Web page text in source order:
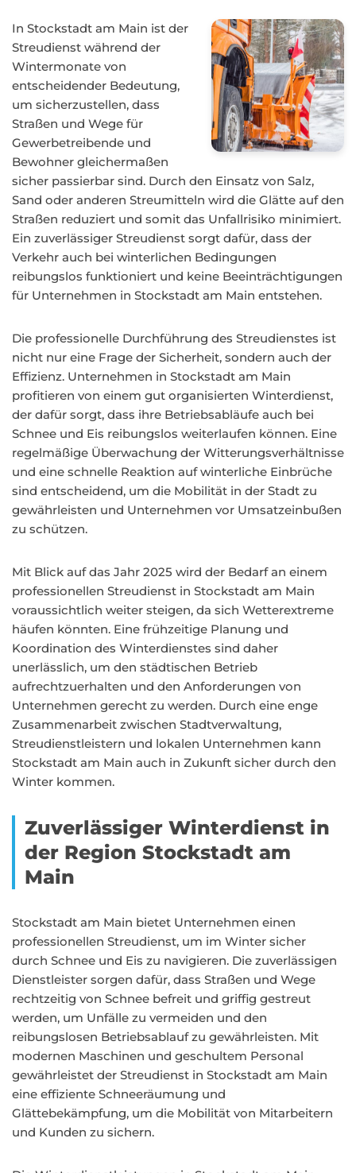
In Stockstadt am Main ist der
Streudienst während der
Wintermonate von
entscheidender Bedeutung,
um sicherzustellen, dass
Straßen und Wege für
Gewerbetreibende und
Bewohner gleichermaßen
sicher passierbar sind. Durch den Einsatz von Salz,
Sand oder anderen Streumitteln wird die Glätte auf den
Straßen reduziert und somit das Unfallrisiko minimiert.
Ein zuverlässiger Streudienst sorgt dafür, dass der
Verkehr auch bei winterlichen Bedingungen
reibungslos funktioniert und keine Beeinträchtigungen
für Unternehmen in Stockstadt am Main entstehen.
Die professionelle Durchführung des Streudienstes ist
nicht nur eine Frage der Sicherheit, sondern auch der
Effizienz. Unternehmen in Stockstadt am Main
profitieren von einem gut organisierten Winterdienst,
der dafür sorgt, dass ihre Betriebsabläufe auch bei
Schnee und Eis reibungslos weiterlaufen können. Eine
regelmäßige Überwachung der Witterungsverhältnisse
und eine schnelle Reaktion auf winterliche Einbrüche
sind entscheidend, um die Mobilität in der Stadt zu
gewährleisten und Unternehmen vor Umsatzeinbußen
zu schützen.
Mit Blick auf das Jahr 2025 wird der Bedarf an einem
professionellen Streudienst in Stockstadt am Main
voraussichtlich weiter steigen, da sich Wetterextreme
häufen könnten. Eine frühzeitige Planung und
Koordination des Winterdienstes sind daher
unerlässlich, um den städtischen Betrieb
aufrechtzuerhalten und den Anforderungen von
Unternehmen gerecht zu werden. Durch eine enge
Zusammenarbeit zwischen Stadtverwaltung,
Streudienstleistern und lokalen Unternehmen kann
Stockstadt am Main auch in Zukunft sicher durch den
Winter kommen.
Zuverlässiger Winterdienst in
der Region Stockstadt am
Main
Stockstadt am Main bietet Unternehmen einen
professionellen Streudienst, um im Winter sicher
durch Schnee und Eis zu navigieren. Die zuverlässigen
Dienstleister sorgen dafür, dass Straßen und Wege
rechtzeitig von Schnee befreit und griffig gestreut
werden, um Unfälle zu vermeiden und den
reibungslosen Betriebsablauf zu gewährleisten. Mit
modernen Maschinen und geschultem Personal
gewährleistet der Streudienst in Stockstadt am Main
eine effiziente Schneeräumung und
Glättebekämpfung, um die Mobilität von Mitarbeitern
und Kunden zu sichern.